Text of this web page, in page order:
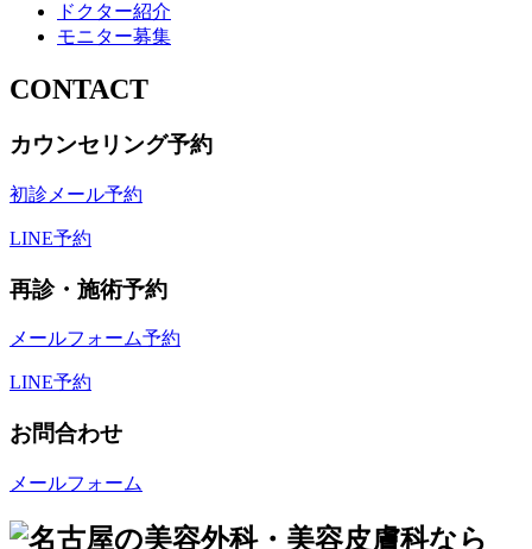
ドクター紹介
モニター募集
CONTACT
カウンセリング予約
初診メール予約
LINE予約
再診・施術予約
メールフォーム予約
LINE予約
お問合わせ
メールフォーム